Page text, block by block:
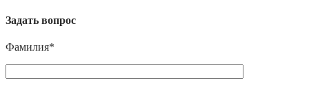
Задать вопрос
Фамилия*